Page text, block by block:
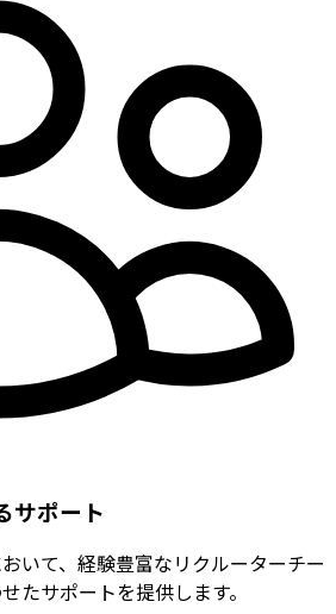
サポート
いて、経験豊富なリクルーターチー
たサポートを提供します。